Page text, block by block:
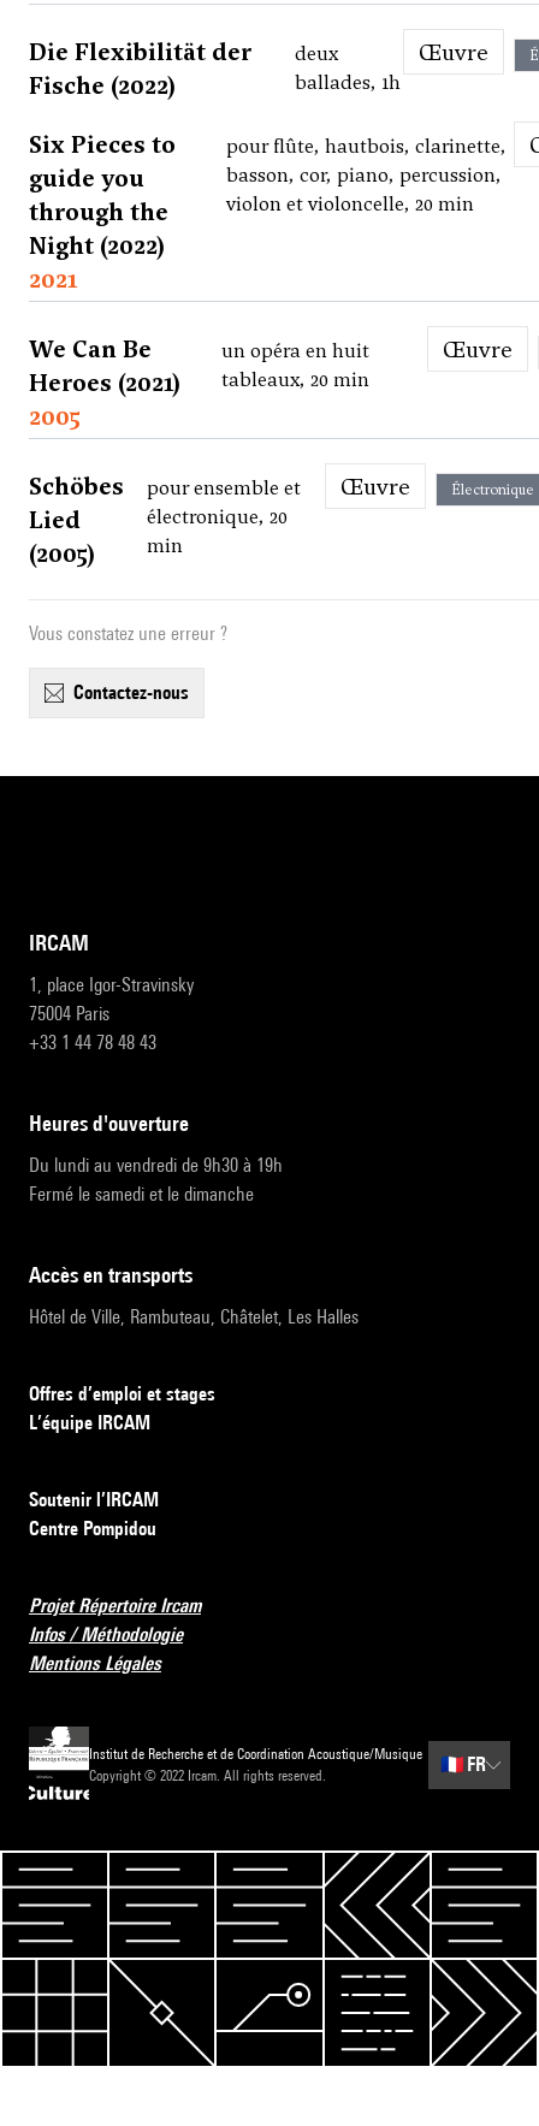
Die Flexibilität der
Fische (2022)
deux
ballades, 1h
Œuvre
Six Pieces to
guide you
through the
Night (2022)
pour flûte, hautbois, clarinette,
basson, cor, piano, percussion,
violon et violoncelle, 20 min
2021
We Can Be
Heroes (2021)
un opéra en huit
tableaux, 20 min
Œuvre
2005
Schöbes
Lied
(2005)
pour ensemble et
électronique, 20
min
Œuvre Électronique
Vous constatez une erreur ?
contactez-nous
IRCAM
1, place Igor-Stravinsky
75004 Paris
+33 1 44 78 48 43
heures d'ouverture
Du lundi au vendredi de 9h30 à 19h
Fermé le samedi et le dimanche
accès en transports
Hôtel de Ville, Rambuteau, Châtelet, Les Halles
Offres d’emploi et stages
L’équipe IRCAM
Soutenir l’IRCAM
Centre Pompidou
Projet Répertoire Ircam
Infos / Méthodologie
Mentions Légales
Institut de Recherche et de Coordination Acoustique/Musique
Copyright © 2022 Ircam. All rights reserved.
🇫🇷 FR